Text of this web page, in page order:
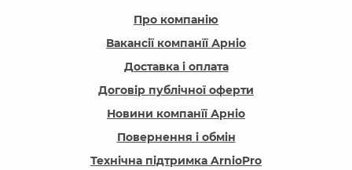
Про компанію
Вакансії компанїї Арніо
Доставка і оплата
Договір публічної оферти
Новини компанїї Арніо
Повернення і обмін
Технічна підтримка ArnioPro